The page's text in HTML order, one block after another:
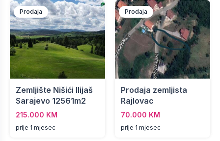
Prodaja
Zemljište Nišići Ilijaš
Sarajevo 12561m2
215.000 KM
prije 1 mjesec
Prodaja
Prodaja zemljista
Rajlovac
70.000 KM
prije 1 mjesec